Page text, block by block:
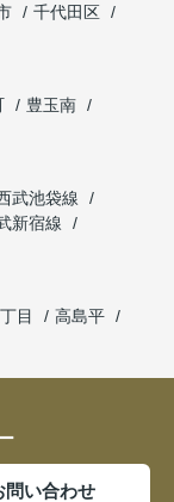
千代田区
豊玉南
武池袋線
新宿線
目
高島平
問い合わせ